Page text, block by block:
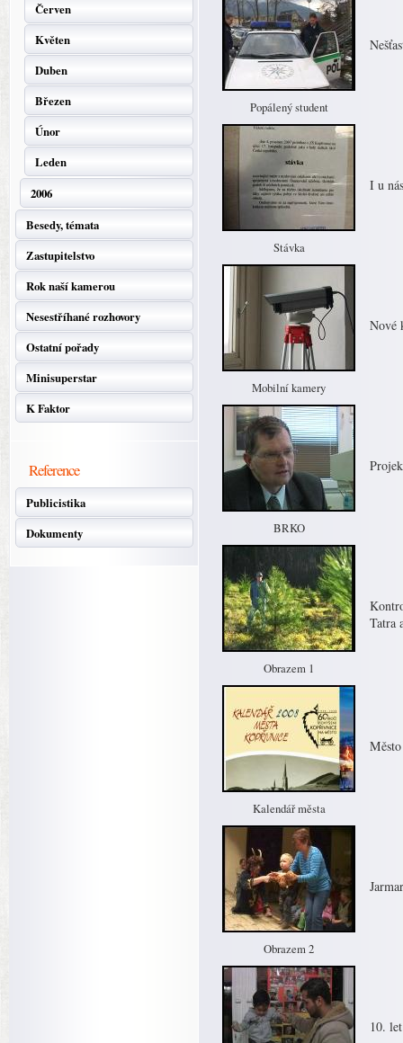
Červen
Květen
Duben
Březen
Únor
Leden
2006
Besedy, témata
Zastupitelstvo
Rok naší kamerou
Nesestříhané rozhovory
Ostatní pořady
Minisuperstar
K Faktor
Reference
Publicistika
Dokumenty
Popálený student
I u
Stávka
Nové
Mobilní kamery
BRKO
Tatra
Obrazem 1
Kalendář města
Obrazem 2
10.